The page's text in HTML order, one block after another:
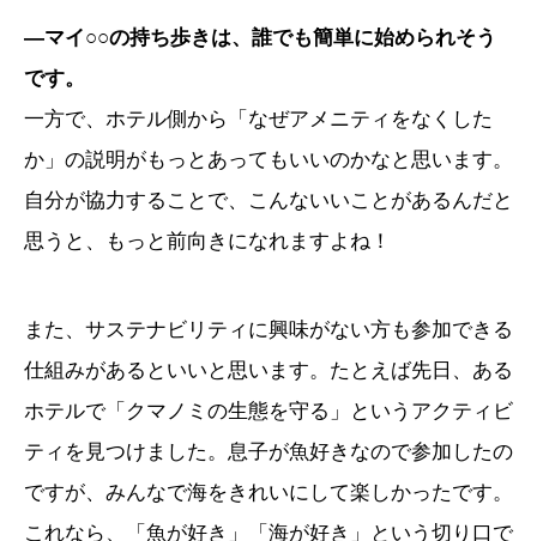
―マイ○○の持ち歩きは、誰でも簡単に始められそう
です。
一方で、ホテル側から「なぜアメニティをなくした
か」の説明がもっとあってもいいのかなと思います。
自分が協力することで、こんないいことがあるんだと
思うと、もっと前向きになれますよね！
また、サステナビリティに興味がない方も参加できる
仕組みがあるといいと思います。たとえば先日、ある
ホテルで「クマノミの生態を守る」というアクティビ
ティを見つけました。息子が魚好きなので参加したの
ですが、みんなで海をきれいにして楽しかったです。
これなら、「魚が好き」「海が好き」という切り口で